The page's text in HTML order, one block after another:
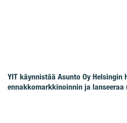
YIT käynnistää Asunto Oy Helsingin
ennakkomarkkinoinnin ja lanseeraa